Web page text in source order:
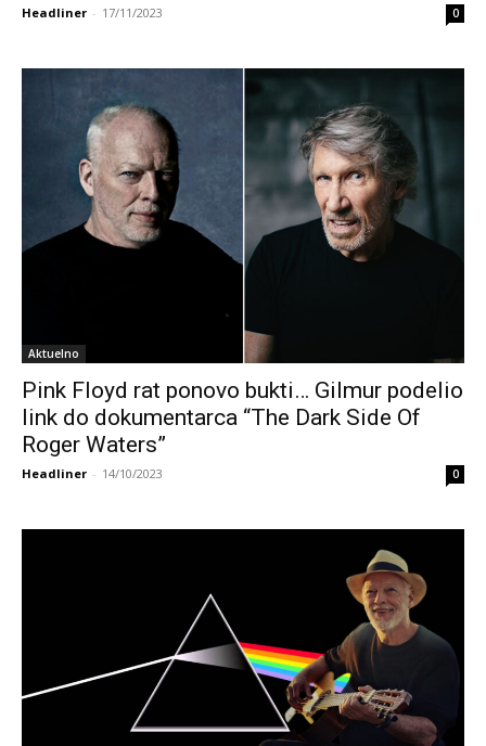
Headliner - 17/11/2023 0
Aktuelno
Pink Floyd rat ponovo bukti… Gilmur podelio
link do dokumentarca “The Dark Side Of
Roger Waters”
Headliner - 14/10/2023 0